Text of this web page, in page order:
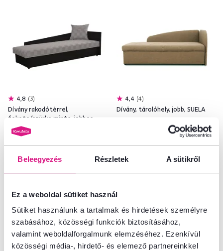
Beleegyezés Részletek A sütikről
Ez a weboldal sütiket használ
Sütiket használunk a tartalmak és hirdetések személyre
szabásához, közösségi funkciók biztosításához,
valamint weboldalforgalmunk elemzéséhez. Ezenkívül
közösségi média-, hirdető- és elemező partnereinkkel
4,8 3
Dívány rakodótérrel,
fekete/szürke minta, jobbos,
JUDIT
149 900 Ft
4,4 4
Dívány, tárolóhely, jobb, SUELA
189 900 Ft
Ingyenes Ingyenes